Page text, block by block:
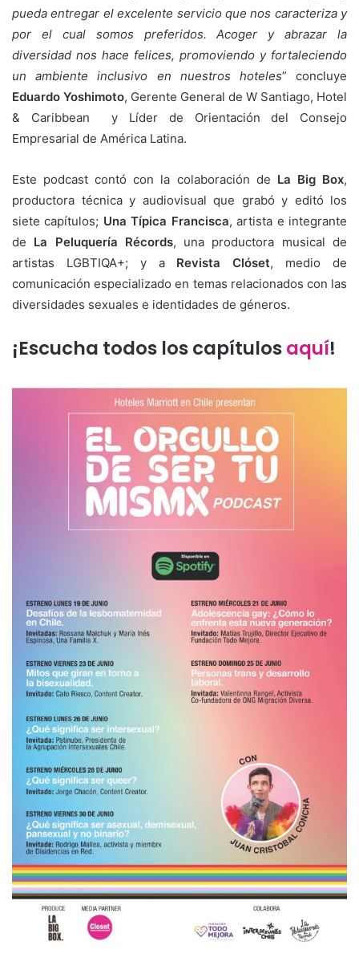
pueda entregar el excelente servicio que nos caracteriza y
por el cual somos preferidos. Acoger y abrazar la
diversidad nos hace felices, promoviendo y fortaleciendo
un ambiente inclusivo en nuestros hoteles” concluye
Eduardo Yoshimoto, Gerente General de W Santiago, Hotel
& Caribbean y Líder de Orientación del Consejo
Empresarial de América Latina.
Este podcast contó con la colaboración de La Big Box,
productora técnica y audiovisual que grabó y editó los
siete capítulos; Una Típica Francisca, artista e integrante
de La Peluquería Récords, una productora musical de
artistas LGBTIQA+; y a Revista Clóset, medio de
comunicación especializado en temas relacionados con las
diversidades sexuales e identidades de géneros.
¡Escucha todos loscapítulosaquí!